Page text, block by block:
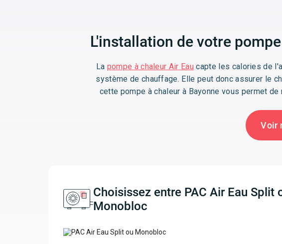
L'installation de votre
La pompe à chaleur Air Eau capte les calories de
système de chauffage. Elle peut donc assurer le
cette pompe à chaleur à Bayonne vous permet de
Voir
Choisissez entre PAC Air Eau Split
Monobloc